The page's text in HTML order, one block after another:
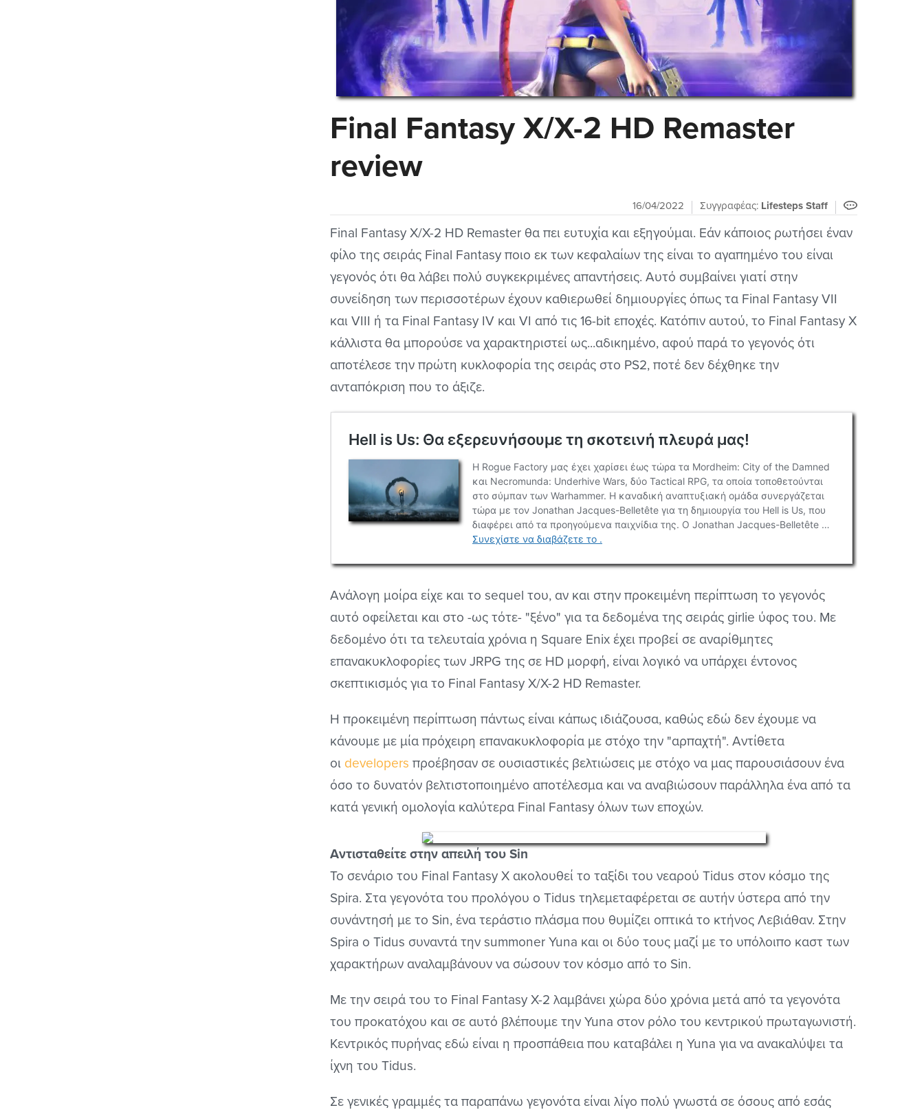
Final Fantasy X/X-2 HD Remaster
review
16/04/2022 Συγγραφέας: Lifesteps Staff
Final Fantasy X/X-2 HD Remaster θα πει ευτυχία και εξηγούμαι. Εάν κάποιος ρωτήσει έναν
φίλο της σειράς Final Fantasy ποιο εκ των κεφαλαίων της είναι το αγαπημένο του είναι
γεγονός ότι θα λάβει πολύ συγκεκριμένες απαντήσεις. Αυτό συμβαίνει γιατί στην
συνείδηση των περισσοτέρων έχουν καθιερωθεί δημιουργίες όπως τα Final Fantasy VII
και VIII ή τα Final Fantasy IV και VI από τις 16-bit εποχές. Κατόπιν αυτού, το Final Fantasy X
κάλλιστα θα μπορούσε να χαρακτηριστεί ως...αδικημένο, αφού παρά το γεγονός ότι
αποτέλεσε την πρώτη κυκλοφορία της σειράς στο PS2, ποτέ δεν δέχθηκε την
ανταπόκριση που το άξιζε.
Ανάλογη μοίρα είχε και το sequel του, αν και στην προκειμένη περίπτωση το γεγονός
αυτό οφείλεται και στο -ως τότε- "ξένο" για τα δεδομένα της σειράς girlie ύφος του. Με
δεδομένο ότι τα τελευταία χρόνια η Square Enix έχει προβεί σε αναρίθμητες
επανακυκλοφορίες των JRPG της σε HD μορφή, είναι λογικό να υπάρχει έντονος
σκεπτικισμός για το Final Fantasy X/X-2 HD Remaster.
Η προκειμένη περίπτωση πάντως είναι κάπως ιδιάζουσα, καθώς εδώ δεν έχουμε να
κάνουμε με μία πρόχειρη επανακυκλοφορία με στόχο την "αρπαχτή". Αντίθετα
οι developers προέβησαν σε ουσιαστικές βελτιώσεις με στόχο να μας παρουσιάσουν ένα
όσο το δυνατόν βελτιστοποιημένο αποτέλεσμα και να αναβιώσουν παράλληλα ένα από τα
κατά γενική ομολογία καλύτερα Final Fantasy όλων των εποχών.
Αντισταθείτε στην απειλή του Sin
To σενάριο του Final Fantasy X ακολουθεί το ταξίδι του νεαρού Tidus στον κόσμο της
Spira. Στα γεγονότα του προλόγου ο Tidus τηλεμεταφέρεται σε αυτήν ύστερα από την
συνάντησή με το Sin, ένα τεράστιο πλάσμα που θυμίζει οπτικά το κτήνος Λεβιάθαν. Στην
Spira ο Tidus συναντά την summoner Yuna και οι δύο τους μαζί με το υπόλοιπο καστ των
χαρακτήρων αναλαμβάνουν να σώσουν τον κόσμο από το Sin.
Με την σειρά του το Final Fantasy X-2 λαμβάνει χώρα δύο χρόνια μετά από τα γεγονότα
του προκατόχου και σε αυτό βλέπουμε την Yuna στον ρόλο του κεντρικού πρωταγωνιστή.
Κεντρικός πυρήνας εδώ είναι η προσπάθεια που καταβάλει η Yuna για να ανακαλύψει τα
ίχνη του Tidus.
Σε γενικές γραμμές τα παραπάνω γεγονότα είναι λίγο πολύ γνωστά σε όσους από εσάς